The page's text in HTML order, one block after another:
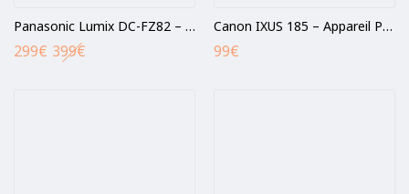
Panasonic Lumix DC-FZ82 – Appareil photo Bridge
399€
299€
Canon IXUS 185 – Appareil Photo numérique 20 MP – Argent
99€